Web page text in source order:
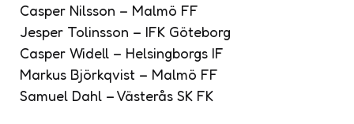
Casper Nilsson – Malmö FF
Jesper Tolinsson – IFK Göteborg
Casper Widell – Helsingborgs IF
Markus Björkqvist – Malmö FF
Samuel Dahl – Västerås SK FK